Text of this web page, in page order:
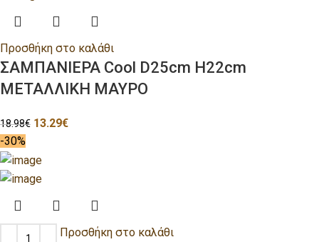
Προσθήκη στο καλάθι
ΣΑΜΠΑΝΙΕΡΑ Cool D25cm H22cm
ΜΕΤΑΛΛΙΚΗ ΜΑΥΡΟ
18.98€ 13.29€
-30%
Προσθήκη στο καλάθι